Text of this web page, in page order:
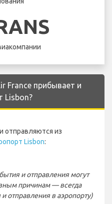
France прибывает и
Lisbon?
отправляются из
Lisbon:
и отправления могут
причинам — всегда
отправления в аэропорту)